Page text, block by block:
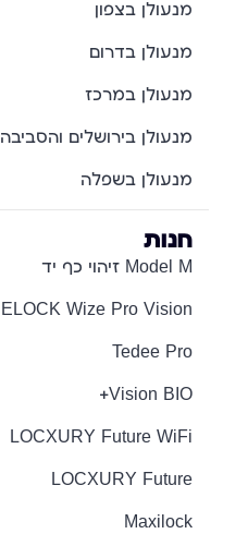
מנעולן בצפון
מנעולן בדרום
מנעולן במרכז
מנעולן בירושלים והסביבה
מנעולן בשפלה
חנות
Model M זיהוי כף יד
ELOCK Wize Pro Vision
Tedee Pro
Vision BIO+
LOCXURY Future WiFi
LOCXURY Future
Maxilock